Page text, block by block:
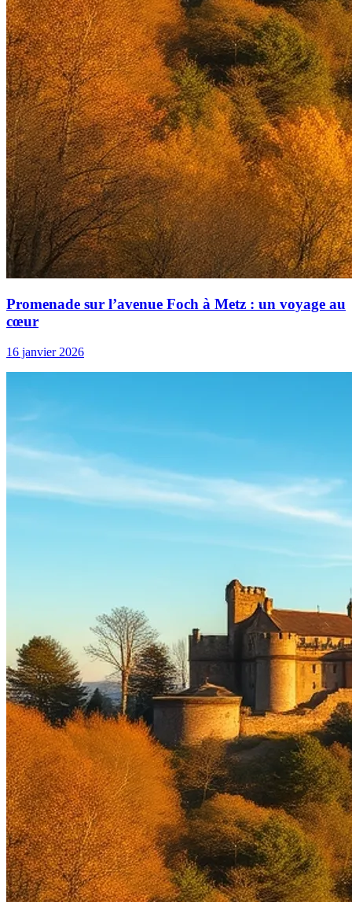
Promenade sur l’avenue Foch à Metz : un voyage au
cœur
16 janvier 2026